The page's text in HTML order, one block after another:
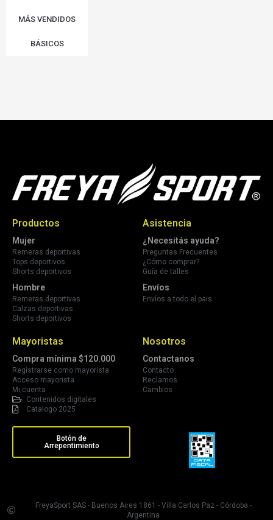
MÁS VENDIDOS
BÁSICOS
Productos
Mujer
Remeras deportivas
Tops deportivos
Shorts deportivos
Hombre
Remeras deportivas
Calzas deportivas
Shorts deportivos
Asistencia
¿Necesitás ayuda?
Preguntas Frecuentes
¿Cómo comprar?
Guía de talles
Envíos
Envíos a todo el pais.
Mayoristas
Compra mínima $120.000
Registrarse como mayorista
Acceso mayorista
Mi cuenta
Contenidos digitales
Catalogo 2025
Botón de
Arrepentimiento
Nosotros
Contactanos
Contacto
Reclamos
Cambios
FreyaSport SAS - Buenos Aires 1861 - Villa Carlos Paz - Córdoba -
Argentina